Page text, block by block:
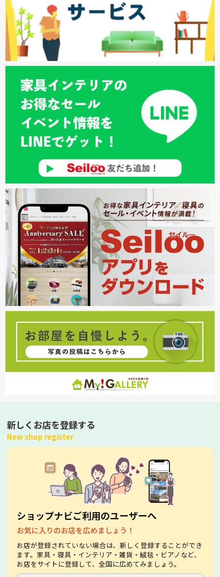
新しくお店を登録する
New shop register
ショップナビご利用のユーザーへ
お気に入りのお店を広めましょう！
お店が登録されていない場合は、新しく登録することができ
ます。家具・寝具・インテリア・雑貨・絨毯・ビアノなど、
お店をサイトに登録して、全国に広めてみましょう。